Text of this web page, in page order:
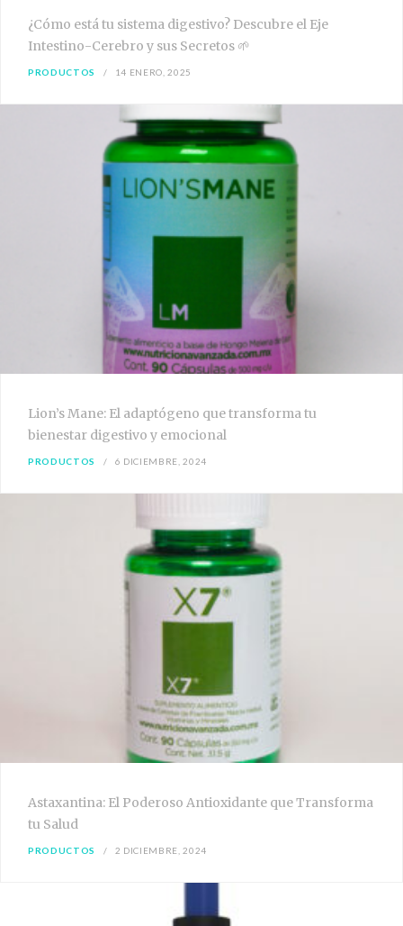
¿Cómo está tu sistema digestivo? Descubre el Eje
Intestino-Cerebro y sus Secretos 🌱
PRODUCTOS 14 ENERO, 2025
Lion’s Mane: El adaptógeno que transforma tu
bienestar digestivo y emocional
PRODUCTOS 6 DICIEMBRE, 2024
Astaxantina: El Poderoso Antioxidante que Transforma
tu Salud
PRODUCTOS 2 DICIEMBRE, 2024